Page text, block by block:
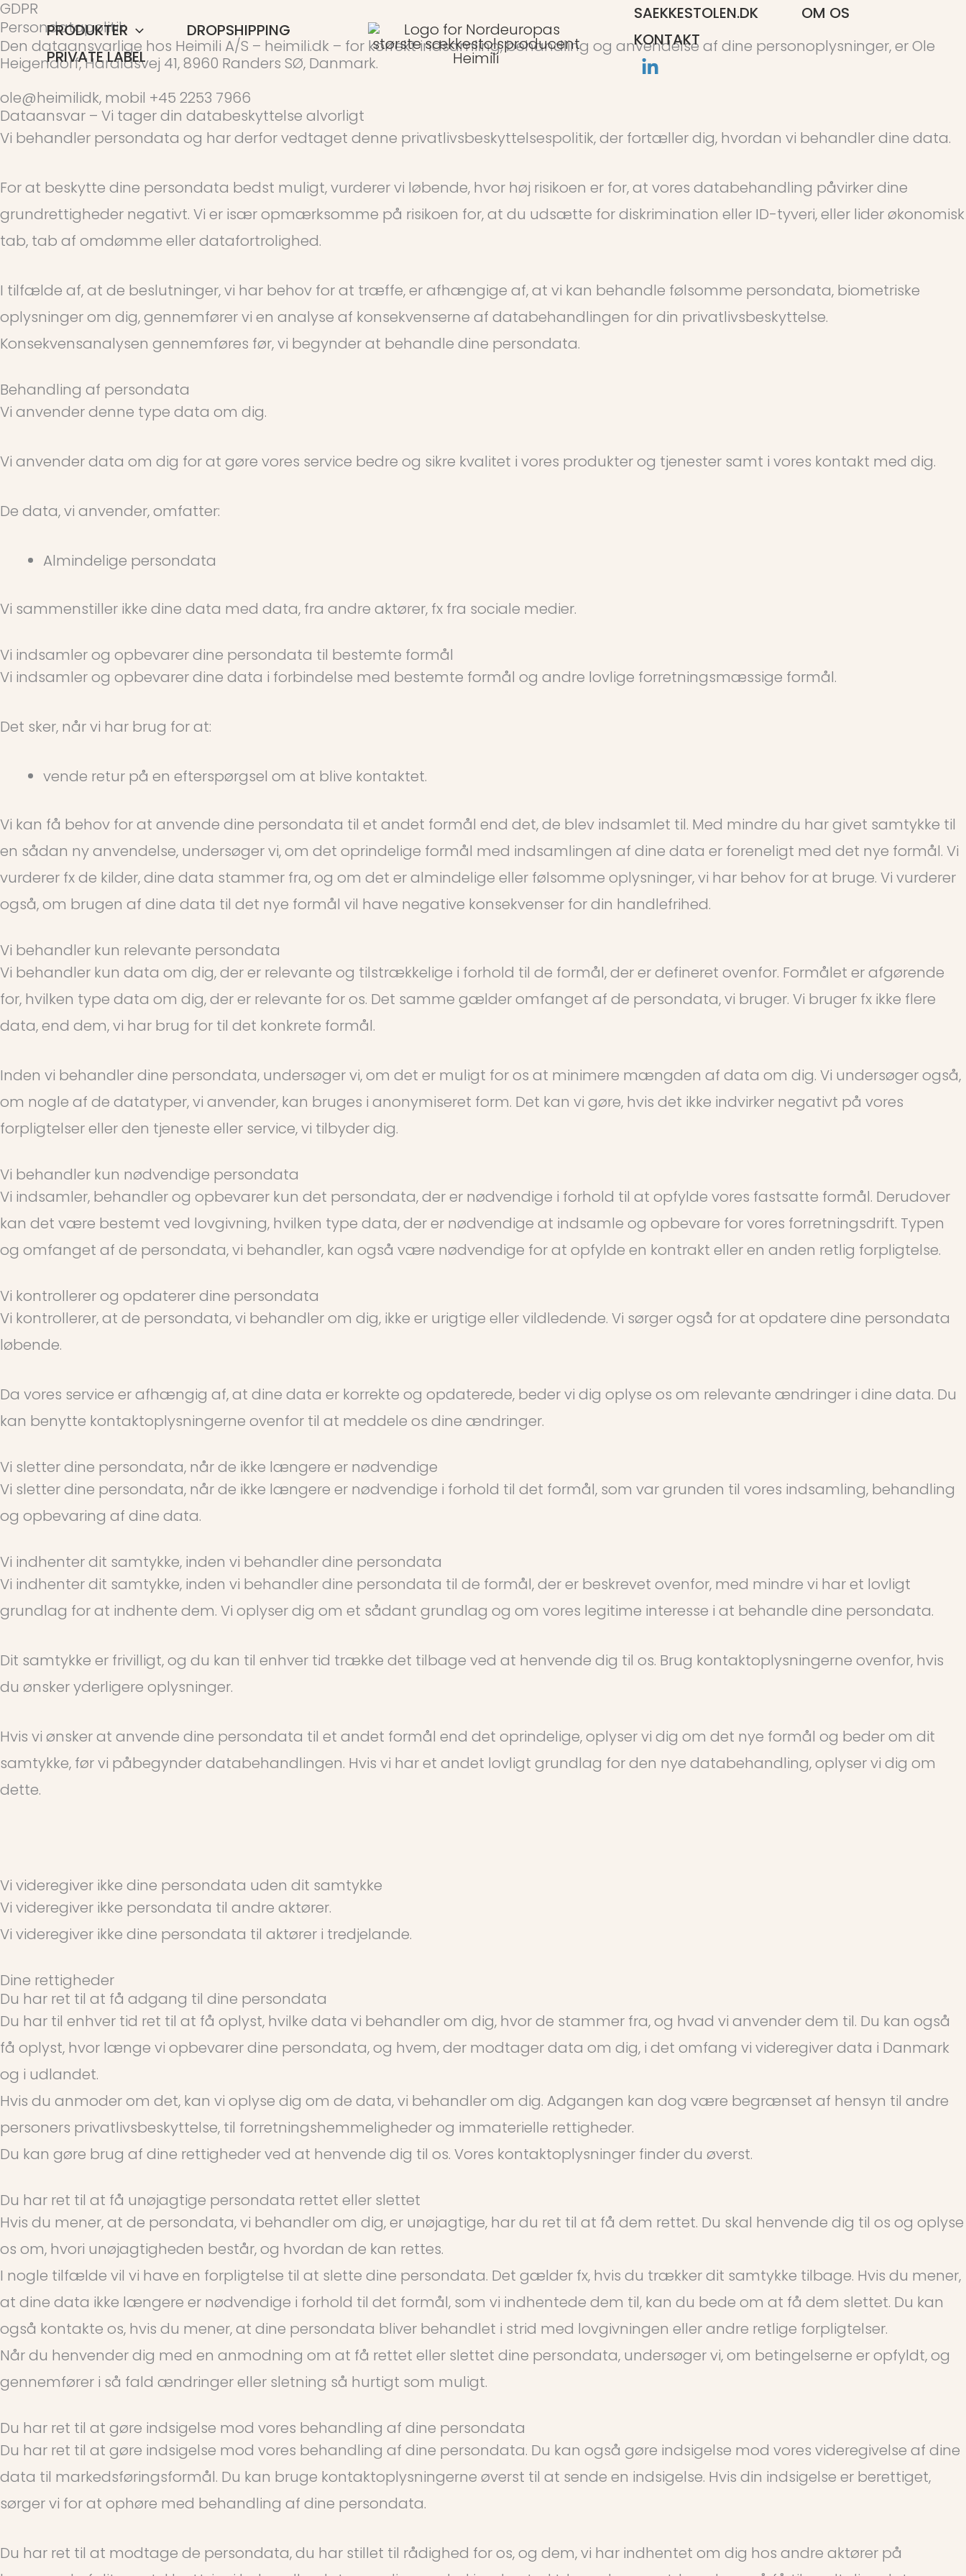
Gå
til
indholdet
PRODUKTER
DROPSHIPPING
PRIVATE LABEL
SAEKKESTOLEN.DK
OM OS
KONTAKT
GDPR
Persondatapolitik
Den dataansvarlige hos Heimili A/S – heimili.dk – for korrekt indsamling, behandling og anvendelse af dine personoplysninger, er Ole
Heigendorf, Haraldsvej 41, 8960 Randers SØ, Danmark.
ole@heimilidk, mobil +45 2253 7966
Dataansvar – Vi tager din databeskyttelse alvorligt
Vi behandler persondata og har derfor vedtaget denne privatlivsbeskyttelsespolitik, der fortæller dig, hvordan vi behandler dine data.
For at beskytte dine persondata bedst muligt, vurderer vi løbende, hvor høj risikoen er for, at vores databehandling påvirker dine
grundrettigheder negativt. Vi er især opmærksomme på risikoen for, at du udsætte for diskrimination eller ID-tyveri, eller lider økonomisk
tab, tab af omdømme eller datafortrolighed.
I tilfælde af, at de beslutninger, vi har behov for at træffe, er afhængige af, at vi kan behandle følsomme persondata, biometriske
oplysninger om dig, gennemfører vi en analyse af konsekvenserne af databehandlingen for din privatlivsbeskyttelse.
Konsekvensanalysen gennemføres før, vi begynder at behandle dine persondata.
Behandling af persondata
Vi anvender denne type data om dig.
Vi anvender data om dig for at gøre vores service bedre og sikre kvalitet i vores produkter og tjenester samt i vores kontakt med dig.
De data, vi anvender, omfatter:
Almindelige persondata
Vi sammenstiller ikke dine data med data, fra andre aktører, fx fra sociale medier.
Vi indsamler og opbevarer dine persondata til bestemte formål
Vi indsamler og opbevarer dine data i forbindelse med bestemte formål og andre lovlige forretningsmæssige formål.
Det sker, når vi har brug for at:
vende retur på en efterspørgsel om at blive kontaktet.
Vi kan få behov for at anvende dine persondata til et andet formål end det, de blev indsamlet til. Med mindre du har givet samtykke til
en sådan ny anvendelse, undersøger vi, om det oprindelige formål med indsamlingen af dine data er foreneligt med det nye formål. Vi
vurderer fx de kilder, dine data stammer fra, og om det er almindelige eller følsomme oplysninger, vi har behov for at bruge. Vi vurderer
også, om brugen af dine data til det nye formål vil have negative konsekvenser for din handlefrihed.
Vi behandler kun relevante persondata
Vi behandler kun data om dig, der er relevante og tilstrækkelige i forhold til de formål, der er defineret ovenfor. Formålet er afgørende
for, hvilken type data om dig, der er relevante for os. Det samme gælder omfanget af de persondata, vi bruger. Vi bruger fx ikke flere
data, end dem, vi har brug for til det konkrete formål.
Inden vi behandler dine persondata, undersøger vi, om det er muligt for os at minimere mængden af data om dig. Vi undersøger også,
om nogle af de datatyper, vi anvender, kan bruges i anonymiseret form. Det kan vi gøre, hvis det ikke indvirker negativt på vores
forpligtelser eller den tjeneste eller service, vi tilbyder dig.
Vi behandler kun nødvendige persondata
Vi indsamler, behandler og opbevarer kun det persondata, der er nødvendige i forhold til at opfylde vores fastsatte formål. Derudover
kan det være bestemt ved lovgivning, hvilken type data, der er nødvendige at indsamle og opbevare for vores forretningsdrift. Typen
og omfanget af de persondata, vi behandler, kan også være nødvendige for at opfylde en kontrakt eller en anden retlig forpligtelse.
Vi kontrollerer og opdaterer dine persondata
Vi kontrollerer, at de persondata, vi behandler om dig, ikke er urigtige eller vildledende. Vi sørger også for at opdatere dine persondata
løbende.
Da vores service er afhængig af, at dine data er korrekte og opdaterede, beder vi dig oplyse os om relevante ændringer i dine data. Du
kan benytte kontaktoplysningerne ovenfor til at meddele os dine ændringer.
Vi sletter dine persondata, når de ikke længere er nødvendige
Vi sletter dine persondata, når de ikke længere er nødvendige i forhold til det formål, som var grunden til vores indsamling, behandling
og opbevaring af dine data.
Vi indhenter dit samtykke, inden vi behandler dine persondata
Vi indhenter dit samtykke, inden vi behandler dine persondata til de formål, der er beskrevet ovenfor, med mindre vi har et lovligt
grundlag for at indhente dem. Vi oplyser dig om et sådant grundlag og om vores legitime interesse i at behandle dine persondata.
Dit samtykke er frivilligt, og du kan til enhver tid trække det tilbage ved at henvende dig til os. Brug kontaktoplysningerne ovenfor, hvis
du ønsker yderligere oplysninger.
Hvis vi ønsker at anvende dine persondata til et andet formål end det oprindelige, oplyser vi dig om det nye formål og beder om dit
samtykke, før vi påbegynder databehandlingen. Hvis vi har et andet lovligt grundlag for den nye databehandling, oplyser vi dig om
dette.
Vi videregiver ikke dine persondata uden dit samtykke
Vi videregiver ikke persondata til andre aktører.
Vi videregiver ikke dine persondata til aktører i tredjelande.
Dine rettigheder
Du har ret til at få adgang til dine persondata
Du har til enhver tid ret til at få oplyst, hvilke data vi behandler om dig, hvor de stammer fra, og hvad vi anvender dem til. Du kan også
få oplyst, hvor længe vi opbevarer dine persondata, og hvem, der modtager data om dig, i det omfang vi videregiver data i Danmark
og i udlandet.
Hvis du anmoder om det, kan vi oplyse dig om de data, vi behandler om dig. Adgangen kan dog være begrænset af hensyn til andre
personers privatlivsbeskyttelse, til forretningshemmeligheder og immaterielle rettigheder.
Du kan gøre brug af dine rettigheder ved at henvende dig til os. Vores kontaktoplysninger finder du øverst.
Du har ret til at få unøjagtige persondata rettet eller slettet
Hvis du mener, at de persondata, vi behandler om dig, er unøjagtige, har du ret til at få dem rettet. Du skal henvende dig til os og oplyse
os om, hvori unøjagtigheden består, og hvordan de kan rettes.
I nogle tilfælde vil vi have en forpligtelse til at slette dine persondata. Det gælder fx, hvis du trækker dit samtykke tilbage. Hvis du mener,
at dine data ikke længere er nødvendige i forhold til det formål, som vi indhentede dem til, kan du bede om at få dem slettet. Du kan
også kontakte os, hvis du mener, at dine persondata bliver behandlet i strid med lovgivningen eller andre retlige forpligtelser.
Når du henvender dig med en anmodning om at få rettet eller slettet dine persondata, undersøger vi, om betingelserne er opfyldt, og
gennemfører i så fald ændringer eller sletning så hurtigt som muligt.
Du har ret til at gøre indsigelse mod vores behandling af dine persondata
Du har ret til at gøre indsigelse mod vores behandling af dine persondata. Du kan også gøre indsigelse mod vores videregivelse af dine
data til markedsføringsformål. Du kan bruge kontaktoplysningerne øverst til at sende en indsigelse. Hvis din indsigelse er berettiget,
sørger vi for at ophøre med behandling af dine persondata.
Du har ret til at modtage de persondata, du har stillet til rådighed for os, og dem, vi har indhentet om dig hos andre aktører på